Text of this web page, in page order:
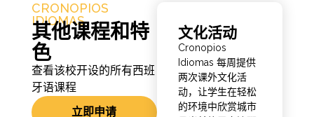
CRONOPIOS
IDIOMAS
其他课程和特
色
查看该校开设的所有西班
牙语课程
立即申请
文化活动
Cronopios
Idiomas 每周提供
两次课外文化活
动，让学生在轻松
的环境中欣赏城市